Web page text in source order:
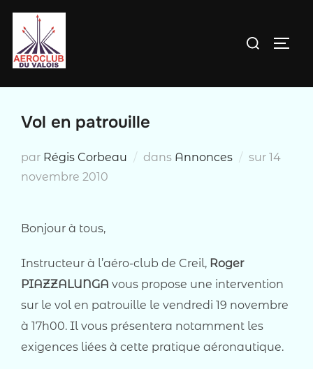
contenu
Rechercher :
Vol en patrouille
par Régis Corbeau dans Annonces sur Publié
14
novembre 2010
Bonjour à tous,
Instructeur à l’aéro-club de Creil, Roger
PIAZZALUNGA vous propose une intervention
sur le vol en patrouille le vendredi 19 novembre
à 17h00. Il vous présentera notamment les
exigences liées à cette pratique aéronautique.